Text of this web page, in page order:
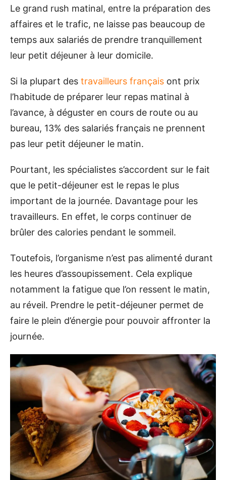
Le grand rush matinal, entre la préparation des
affaires et le trafic, ne laisse pas beaucoup de
temps aux salariés de prendre tranquillement
leur petit déjeuner à leur domicile.
Si la plupart des travailleurs français ont prix
l’habitude de préparer leur repas matinal à
l’avance, à déguster en cours de route ou au
bureau, 13% des salariés français ne prennent
pas leur petit déjeuner le matin.
Pourtant, les spécialistes s’accordent sur le fait
que le petit-déjeuner est le repas le plus
important de la journée. Davantage pour les
travailleurs. En effet, le corps continuer de
brûler des calories pendant le sommeil.
Toutefois, l’organisme n’est pas alimenté durant
les heures d’assoupissement. Cela explique
notamment la fatigue que l’on ressent le matin,
au réveil. Prendre le petit-déjeuner permet de
faire le plein d’énergie pour pouvoir affronter la
journée.